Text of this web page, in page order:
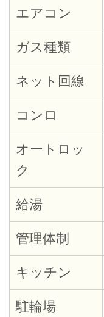
エアコン
ガス種類
ネット回線
コンロ
オートロッ
ク
給湯
管理体制
キッチン
駐輪場